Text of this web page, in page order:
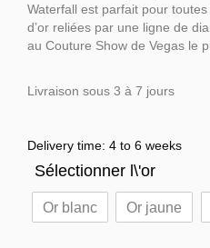
Waterfall est parfait pour
d’or reliées par une ligne de
au Couture Show de Vegas le
Livraison sous 3 à 7 jours
Delivery time: 4 to 6 weeks
Sélectionner l\'or
Or blanc Or jaune